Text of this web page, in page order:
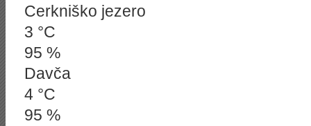
Cerkniško jezero
3 °C
95 %
Davča
4 °C
95 %